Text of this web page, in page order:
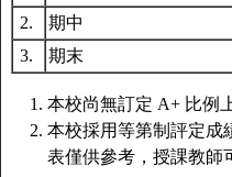
2.
期中
3.
期末
本校尚無訂定 A+ 比例
本校採用等第制評定成
表僅供參考，授課教師